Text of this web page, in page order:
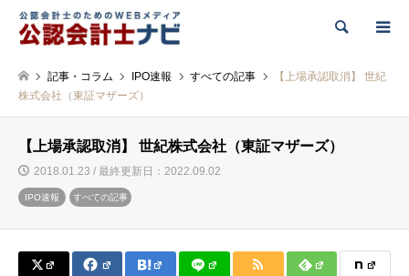
検索
記事・コラム IPO速報 すべての記事
【上場承認取消】 世紀
株式会社（東証マザーズ）
【上場承認取消】 世紀株式会社（東証マザーズ）
2018.01.23 / 最終更新日：2022.09.02
IPO速報 すべての記事